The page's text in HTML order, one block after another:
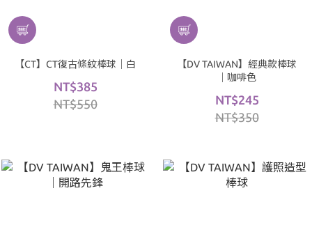
【CT】CT復古條紋棒球｜白
NT$385
NT$550
【DV TAIWAN】經典款棒球
｜咖啡色
NT$245
NT$350